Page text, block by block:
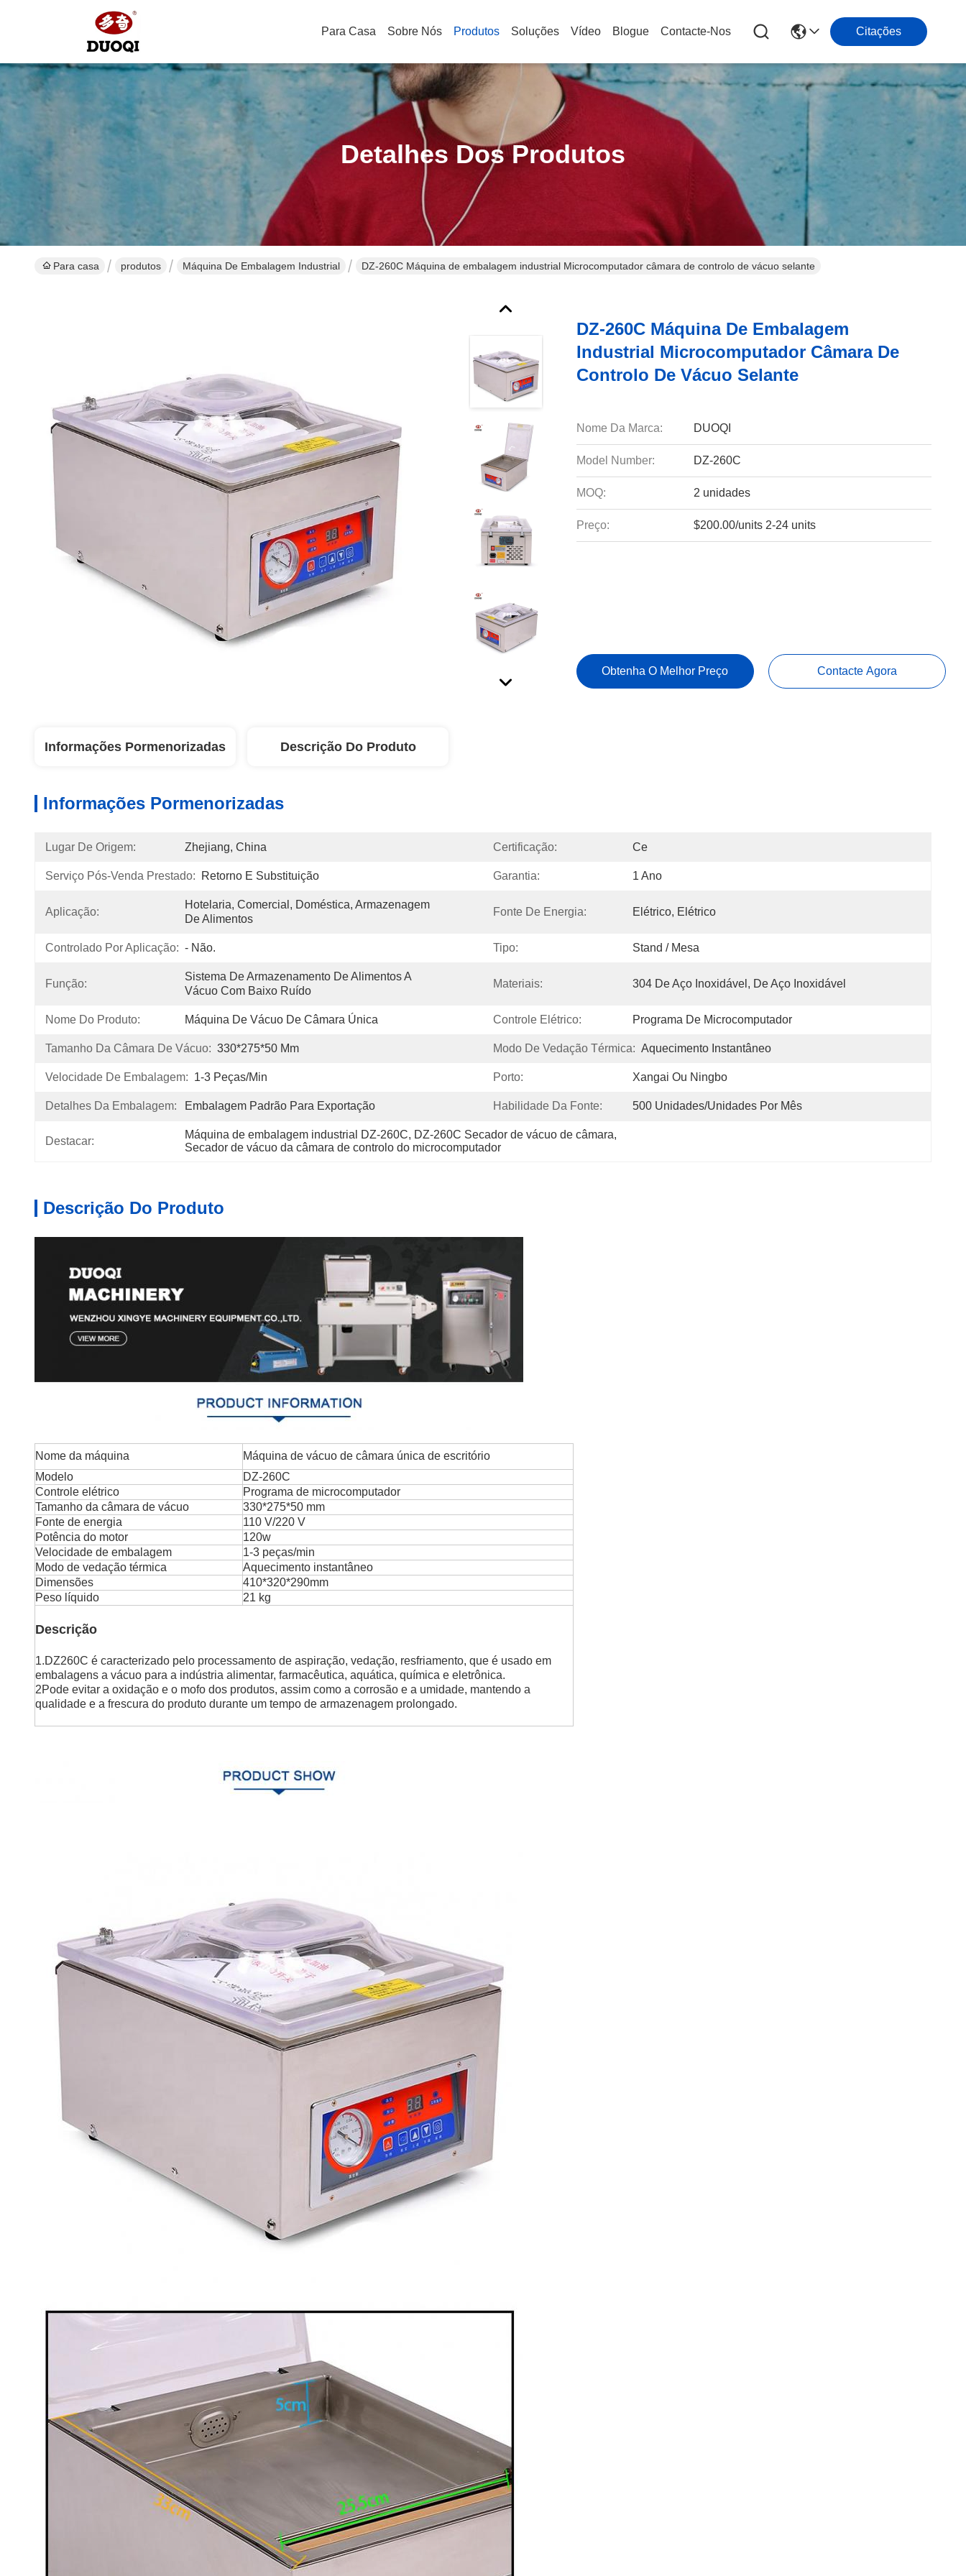
Para Casa Sobre Nós Produtos Soluções Vídeo Blogue Contacte-Nos Citações
Detalhes Dos Produtos
Para casa produtos Máquina De Embalagem Industrial DZ-260C Máquina de embalagem industrial Microcomputador câmara de controlo de vácuo selante
DZ-260C Máquina De Embalagem
Industrial Microcomputador Câmara De
Controlo De Vácuo Selante
Nome Da Marca: DUOQI
Model Number: DZ-260C
MOQ: 2 unidades
Preço: $200.00/units 2-24 units
Obtenha O Melhor Preço Contacte Agora
Informações Pormenorizadas Descrição Do Produto
Informações Pormenorizadas
Lugar De Origem: Zhejiang, China Certificação: Ce
Serviço Pós-Venda Prestado: Retorno E Substituição Garantia: 1 Ano
Aplicação:
Hotelaria, Comercial, Doméstica, Armazenagem
De Alimentos
Fonte De Energia: Elétrico, Elétrico
Controlado Por Aplicação: - Não. Tipo: Stand / Mesa
Função:
Sistema De Armazenamento De Alimentos A
Vácuo Com Baixo Ruído
Materiais: 304 De Aço Inoxidável, De Aço Inoxidável
Nome Do Produto: Máquina De Vácuo De Câmara Única Controle Elétrico: Programa De Microcomputador
Tamanho Da Câmara De Vácuo: 330*275*50 Mm Modo De Vedação Térmica: Aquecimento Instantâneo
Velocidade De Embalagem: 1-3 Peças/min Porto: Xangai Ou Ningbo
Detalhes Da Embalagem: Embalagem Padrão Para Exportação Habilidade Da Fonte: 500 Unidades/unidades Por Mês
Destacar:
Máquina de embalagem industrial DZ-260C, DZ-260C Secador de vácuo de câmara,
Secador de vácuo da câmara de controlo do microcomputador
Descrição Do Produto
Nome da máquina
Máquina de vácuo de câmara única de escritório
Modelo
DZ-260C
Controle elétrico
Programa de microcomputador
Tamanho da câmara de vácuo
330*275*50 mm
Fonte de energia
110 V/220 V
Potência do motor
120w
Velocidade de embalagem
1-3 peças/min
Modo de vedação térmica
Aquecimento instantâneo
Dimensões
410*320*290mm
Peso líquido
21 kg
Descrição
1.DZ260C é caracterizado pelo processamento de aspiração, vedação, resfriamento, que é usado em
embalagens a vácuo para a indústria alimentar, farmacêutica, aquática, química e eletrônica.
2Pode evitar a oxidação e o mofo dos produtos, assim como a corrosão e a umidade, mantendo a
qualidade e a frescura do produto durante um tempo de armazenagem prolongado.